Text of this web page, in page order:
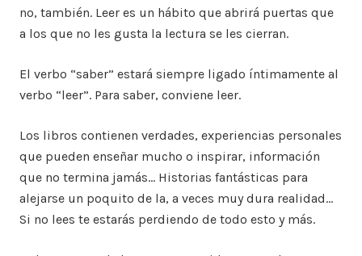
no, también. Leer es un hábito que abrirá puertas que
a los que no les gusta la lectura se les cierran.
El verbo “saber” estará siempre ligado íntimamente al
verbo “leer”. Para saber, conviene leer.
Los libros contienen verdades, experiencias personales
que pueden enseñar mucho o inspirar, información
que no termina jamás… Historias fantásticas para
alejarse un poquito de la, a veces muy dura realidad…
Si no lees te estarás perdiendo de todo esto y más.